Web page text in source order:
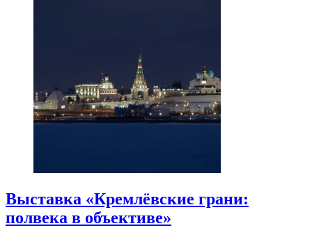
Выставка «Кремлёвские грани:
полвека в объективе»